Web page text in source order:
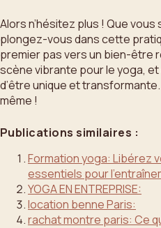
Alors n’hésitez plus ! Que
plongez-vous dans cette
premier pas vers un bien-être
scène vibrante pour le yoga,
d’être unique et
même !
Publications similaires :
Formation yoga: Libérez
essentiels pour
YOGA EN ENTREPRISE:
location benne Paris:
rachat montre paris: Ce